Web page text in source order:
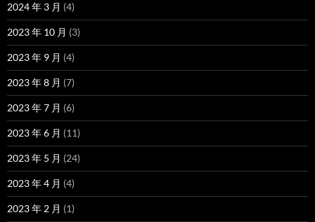
2024 年 3 月 (4)
2023 年 10 月 (3)
2023 年 9 月 (4)
2023 年 8 月 (7)
2023 年 7 月 (6)
2023 年 6 月 (11)
2023 年 5 月 (24)
2023 年 4 月 (4)
2023 年 2 月 (1)